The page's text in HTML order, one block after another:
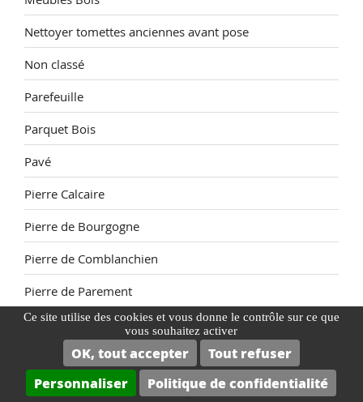
Ce site utilise des cookies et vous donne le contrôle sur ce que
vous souhaitez activer
OK, tout accepter
Tout refuser
Personnaliser
Politique de confidentialité
Nettoyer tomettes anciennes avant pose
Non classé
Parefeuille
Parquet Bois
Pavé
Pierre Calcaire
Pierre de Bourgogne
Pierre de Comblanchien
Pierre de Parement
Pierre Reconstituée
Plage de Piscine